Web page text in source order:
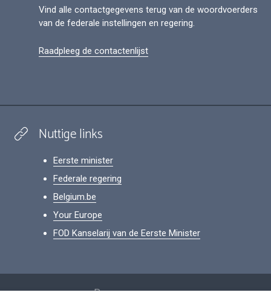
Vind alle contactgegevens terug van de woordvoerders
van de federale instellingen en regering.
Raadpleeg de contactenlijst
Nuttige links
Eerste minister
Federale regering
Belgium.be
Your Europe
FOD Kanselarij van de Eerste Minister
Persoonsgegevens